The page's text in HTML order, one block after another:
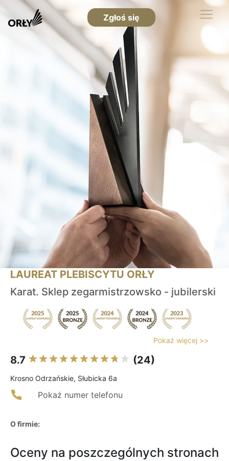
Zgłoś się
LAUREAT PLEBISCYTU ORŁY
Karat. Sklep zegarmistrzowsko - jubilerski
Pokaż więcej >>
8.7 (24)
Krosno Odrzańskie, Słubicka 6a
Pokaż numer telefonu
O firmie:
Oceny na poszczególnych stronach